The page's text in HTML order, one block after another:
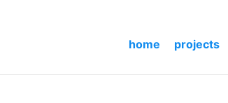
home projects